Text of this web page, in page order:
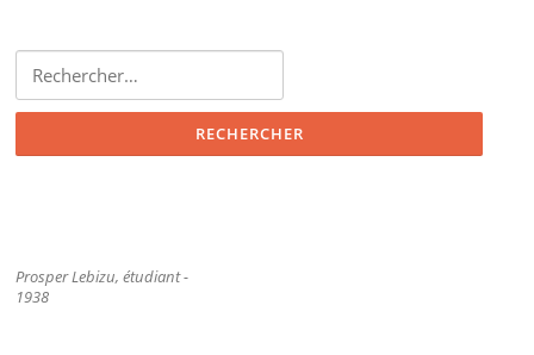
Prosper Lebizu, étudiant -
1938